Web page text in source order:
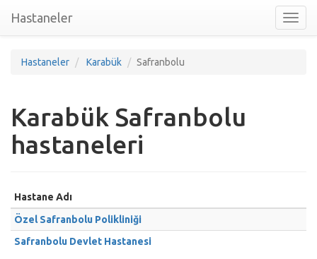
nav
Hastaneler
Hastaneler Karabük Safranbolu
Karabük Safranbolu
hastaneleri
Hastane Adı
Özel Safranbolu Polikliniği
Safranbolu Devlet Hastanesi